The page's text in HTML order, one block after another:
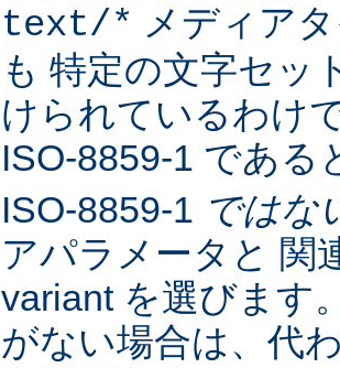
text/* メディア
も 特定の文字セッ
けられているわけ
ISO-8859-1 である
ISO-8859-1 ではな
アパラメータと 関
variant を選びます
がない場合は、代